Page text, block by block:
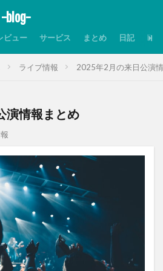
-blog-
ビュー サービス まとめ 日記
ライブ情報 2025年2月の来日公演
演情報まとめ